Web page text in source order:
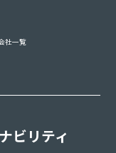
社一覧
ビリティ